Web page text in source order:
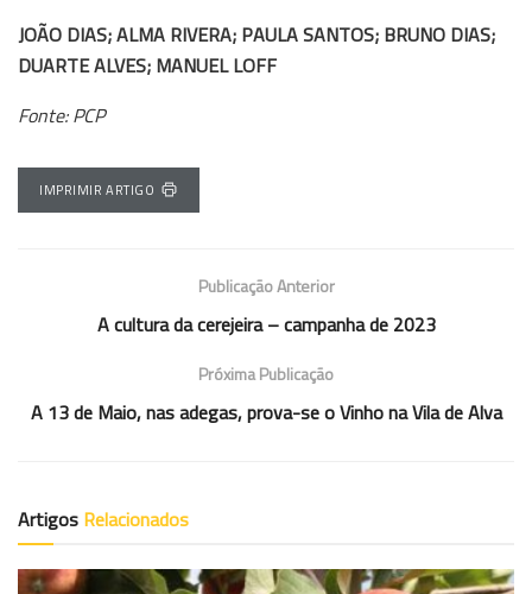
JOÃO DIAS; ALMA RIVERA; PAULA SANTOS; BRUNO DIAS;
DUARTE ALVES; MANUEL LOFF
Fonte: PCP
IMPRIMIR ARTIGO
Publicação Anterior
A cultura da cerejeira – campanha de 2023
Próxima Publicação
A 13 de Maio, nas adegas, prova-se o Vinho na Vila de Alva
Artigos Relacionados